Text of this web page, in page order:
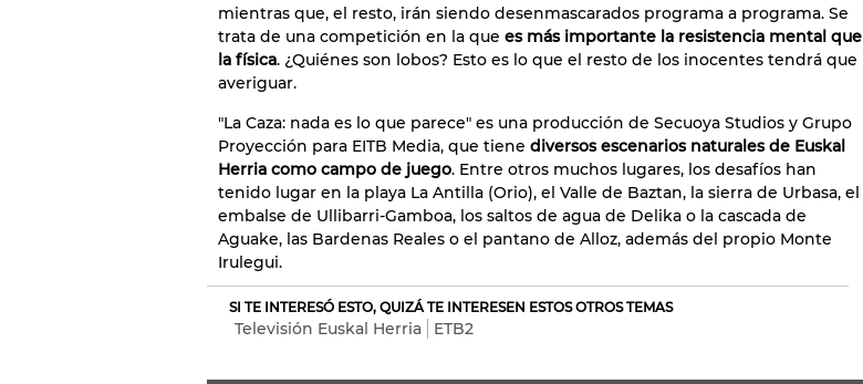
mientras que, el resto, irán siendo desenmascarados programa a programa. Se
trata de una competición en la que es más importante la resistencia mental que
la física. ¿Quiénes son lobos? Esto es lo que el resto de los inocentes tendrá que
averiguar.
"La Caza: nada es lo que parece" es una producción de Secuoya Studios y Grupo
Proyección para EITB Media, que tiene diversos escenarios naturales de Euskal
Herria como campo de juego. Entre otros muchos lugares, los desafíos han
tenido lugar en la playa La Antilla (Orio), el Valle de Baztan, la sierra de Urbasa, el
embalse de Ullibarri-Gamboa, los saltos de agua de Delika o la cascada de
Aguake, las Bardenas Reales o el pantano de Alloz, además del propio Monte
Irulegui.
SI TE INTERESÓ ESTO, QUIZÁ TE INTERESEN ESTOS OTROS TEMAS
Televisión Euskal Herria ETB2